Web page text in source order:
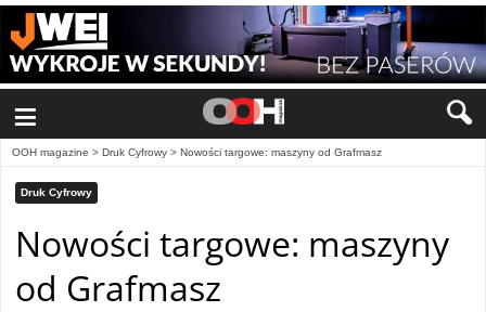
≡
OOH magazine > Druk Cyfrowy > Nowości targowe: maszyny od Grafmasz
Druk Cyfrowy
Nowości targowe: maszyny
od Grafmasz